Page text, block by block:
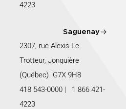
4223
Saguenay
2307, rue Alexis-Le-
Trotteur, Jonquière
(Québec) G7X 9H8
418 543-0000 | 1 866 421-
4223